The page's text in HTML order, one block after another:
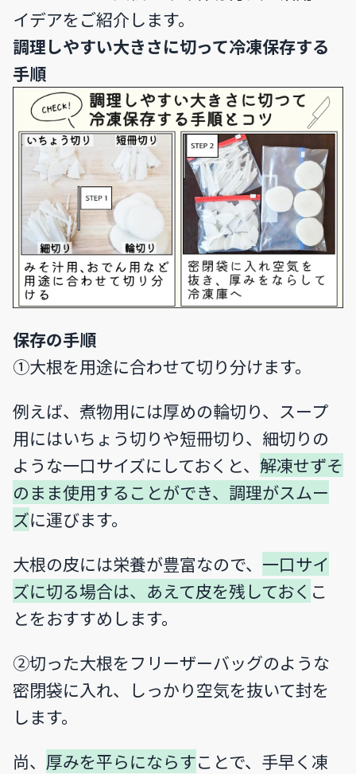
イデアをご紹介します。
調理しやすい大きさに切って冷凍保存する
手順
保存の手順
①大根を用途に合わせて切り分けます。
例えば、煮物用には厚めの輪切り、スープ
用にはいちょう切りや短冊切り、細切りの
ような一口サイズにしておくと、 解凍せずそ
のまま使用することができ、調理がスムー
ズに運びます。
大根の皮には栄養が豊富なので、 一口サイ
ズに切る場合は、あえて皮を残しておく こ
とをおすすめします。
②切った大根をフリーザーバッグのような
密閉袋に入れ、しっかり空気を抜いて封を
します。
尚、 厚みを平らにならすことで、手早く凍